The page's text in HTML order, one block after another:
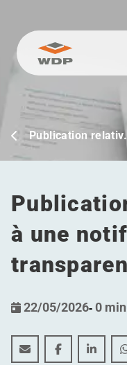
Allez au contenu
Publication
à une
22/05/2026- 0
PublicationPublication